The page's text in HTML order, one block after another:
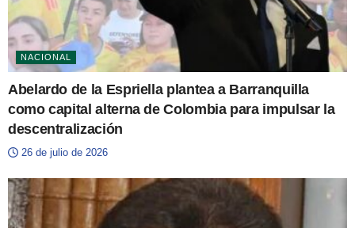
NACIONAL
Abelardo de la Espriella plantea a Barranquilla
como capital alterna de Colombia para impulsar la
descentralización
26 de julio de 2026